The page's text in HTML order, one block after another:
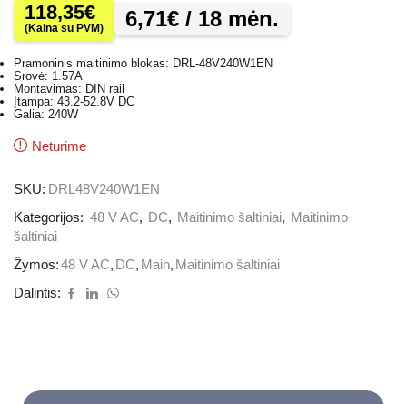
118,35€
(Kaina su PVM) 6,71€ / 18 mėn.
Pramoninis maitinimo blokas: DRL-48V240W1EN
Srovė: 1.57A
Montavimas: DIN rail
Įtampa: 43.2-52.8V DC
Galia: 240W
Neturime
SKU: DRL48V240W1EN
Kategorijos: 48 V AC, DC, Maitinimo šaltiniai, Maitinimo
šaltiniai
Žymos:48 V AC, DC, Main, Maitinimo šaltiniai
Dalintis: